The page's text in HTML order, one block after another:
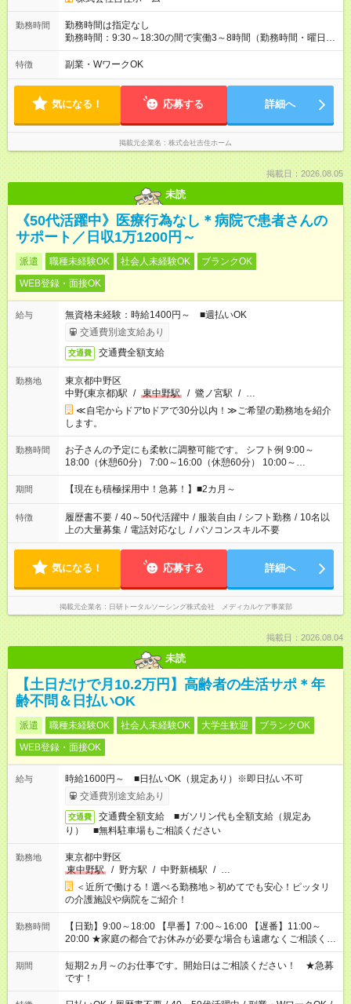
勤務時間
勤務時間は指定なし
勤務時間：9:30～18:30の間で実働3～8時間（勤務時間・曜日は
応相談）
特徴 副業・WワークOK
気になる！ 応募する 詳細へ
掲載元企業名 株式会社吉住ホーム
掲載日：2026.08.05
未読
《50代活躍中》医療行為なし＊病院で患者さんの
サポート／日収1万1200円～
派遣 職種未経験OK 社会人未経験OK
ブランクOK
WEB登録・面接OK
給与
無資格未経験：時給1400円～ ■週払いOK
交通費別途支給あり
交通費 交通費全額支給
勤務地
東京都中野区
中野(東京都)駅 / 東中野駅 / 鷺ノ宮駅 / …
≪自宅からドアtoドアで30分以内！≫ご希望の勤務地を紹介
します。
勤務時間
お子さんの予定にも柔軟に調整可能です。 シフト例 9:00～
18:00（休憩60分） 7:00～16:00（休憩60分） 10:00～
19:00（休憩60分） ※Wワーク希望の方へ 今ご覧のお仕事で希
望する勤務時間と、もう1つのお仕事の勤務時間の合計が 週40
期間 【現在も積極採用中！急募！】■2カ月～
特徴 履歴書不要 / 40～50代活躍中 / 服装自由 / シフト勤務 / 10名以
上の大量募集 / 電話対応なし / パソコンスキル不要
気になる！ 応募する 詳細へ
掲載元企業名 日研トータルソーシング株式会社 メディカルケア事業部
掲載日：2026.08.04
未読
【土日だけで月10.2万円】高齢者の生活サポ＊年
齢不問＆日払いOK
派遣 職種未経験OK 社会人未経験OK 大学生歓迎
ブランクOK
WEB登録・面接OK
給与
時給1600円～ ■日払いOK（規定あり）※即日払い不可
交通費別途支給あり
交通費
交通費全額支給 ■ガソリン代も全額支給（規定あ
り） ■無料駐車場もご相談ください
勤務地
東京都中野区
東中野駅
/ 野方駅 / 中野新橋駅 / …
＜近所で働ける！選べる勤務地＞初めてでも安心！ピッタリ
の介護施設や病院をご紹介！
勤務時間
【日勤】9:00～18:00 【早番】7:00～16:00 【遅番】11:00～
20:00 ★家庭の都合でお休みが必要な場合も遠慮なくご相談くだ
さい。
期間
短期2ヵ月～のお仕事です。開始日はご相談ください！ ★急募
です！